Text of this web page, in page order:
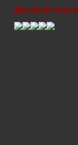
Дмитрий